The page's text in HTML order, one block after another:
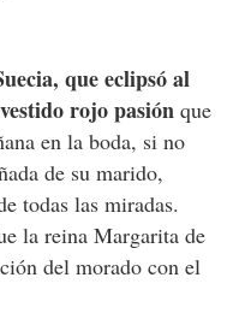
que eclipsó al
rojo pasiónque
en la boda, si no
de su marido,
todas las miradas.
la reina Margarita de
del morado con el